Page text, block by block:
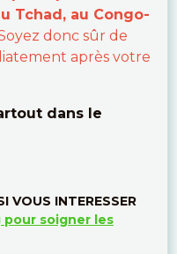
Tchad, au Congo-
donc sûr de
après votre
dans le
VOUS INTERESSER
soigner les